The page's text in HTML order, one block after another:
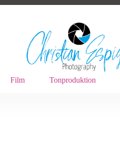
Film Tonproduktion